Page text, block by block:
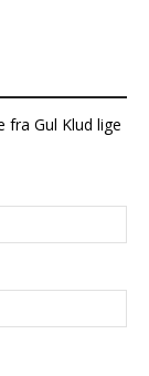
fra Gul Klud lige